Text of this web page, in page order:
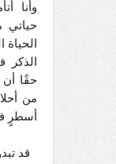
وأنا
حياتي
الحياة
الذكر
حقًا أن
من
أسطرٍ
قد